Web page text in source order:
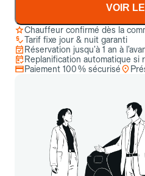
VOIR
Chauffeur confirmé dès la
Tarif fixe jour & nuit garanti
Réservation jusqu’à 1 an à
Replanification automatique si
Paiement 100 % sécurisé